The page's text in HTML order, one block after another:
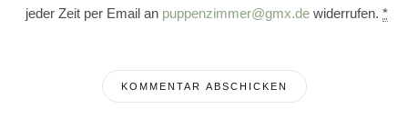
jeder Zeit per Email an puppenzimmer@gmx.de widerrufen. *